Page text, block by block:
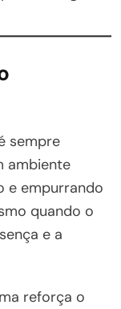
sempre
ambiente
e empurrando
quando o
e a
reforça o